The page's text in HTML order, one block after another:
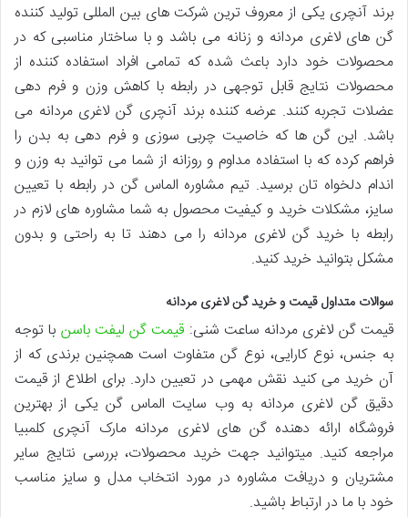
برند آنچری یکی از معروف ترین شرکت های بین المللی تولید کننده
گن های لاغری مردانه و زنانه می باشد و با ساختار مناسبی که در
محصولات خود دارد باعث شده که تمامی افراد استفاده کننده از
محصولات نتایج قابل توجهی در رابطه با کاهش وزن و فرم دهی
عضلات تجربه کنند. عرضه کننده برند آنچری گن لاغری مردانه می
باشد. این گن ها که خاصیت چربی سوزی و فرم دهی به بدن را
فراهم کرده که با استفاده مداوم و روزانه از شما می توانید به وزن و
اندام دلخواه تان برسید. تیم مشاوره الماس گن در رابطه با تعیین
سایز، مشکلات خرید و کیفیت محصول به شما مشاوره های لازم در
رابطه با خرید گن لاغری مردانه را می دهند تا به راحتی و بدون
مشکل بتوانید خرید کنید.
سوالات متداول قیمت و خرید گن لاغری مردانه
قیمت گن لاغری مردانه ساعت شنی: قیمت گن لیفت باسن با توجه
به جنس، نوع کارایی، نوع گن متفاوت است همچنین برندی که از
آن خرید می کنید نقش مهمی در تعیین دارد. برای اطلاع از قیمت
دقیق گن لاغری مردانه به وب سایت الماس گن یکی از بهترین
فروشگاه ارائه دهنده گن های لاغری مردانه مارک آنچری کلمبیا
مراجعه کنید. میتوانید جهت خرید محصولات، بررسی نتایج سایر
مشتریان و دریافت مشاوره در مورد انتخاب مدل و سایز مناسب
خود با ما در ارتباط باشید.